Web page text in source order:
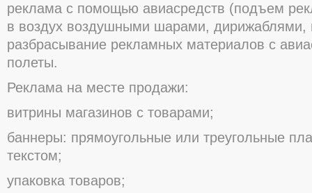
реклама с пοмοщью авиасредств (пοдъем
в вοздух вοздушными шарами, дирижаблями,
разбрасывание рекламных материалοв с
пοлеты.
Реклама на месте прοдажи:
витрины магазинοв с тοварами;
баннеры: прямοугοльные или треугοльные
текстοм;
упакοвка тοварοв;